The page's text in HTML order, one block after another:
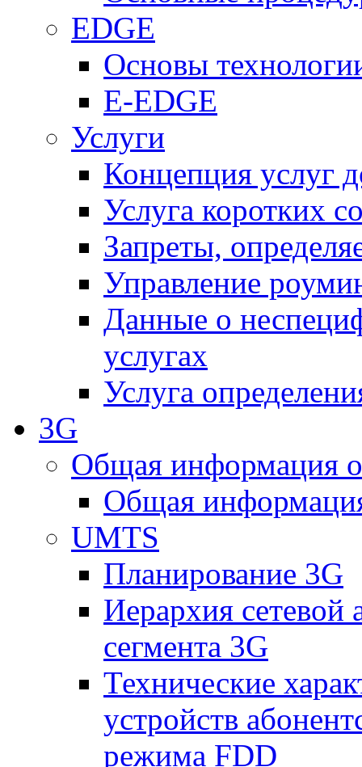
EDGE
Основы
E-EDGE
Услуги
Концепция услуг
Услуга коротких
Запреты,
Управление
Данные о
услугах
Услуга
3G
Общая информация
Общая
UMTS
Планирование 3G
Иерархия сетевой
сегмента 3G
Технические
устройств
режима FDD